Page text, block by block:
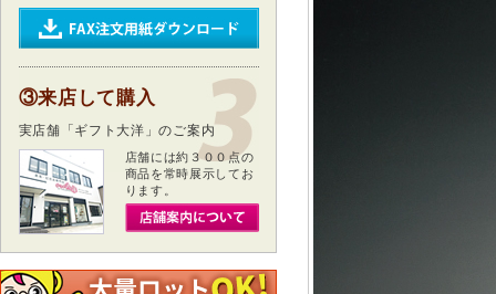
③来店して購入
実店舗「ギフト大洋」のご案内
店舗には約３００点の
商品を常時展示してお
ります。